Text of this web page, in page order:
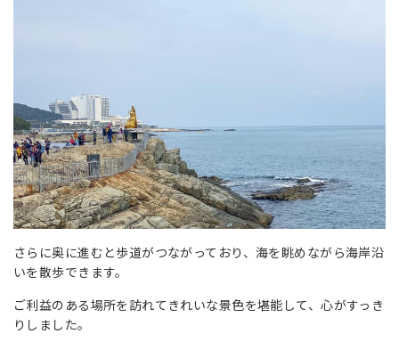
さらに奥に進むと歩道がつながっており、海を眺めながら海岸沿
いを散歩できます。
ご利益のある場所を訪れてきれいな景色を堪能して、心がすっき
りしました。